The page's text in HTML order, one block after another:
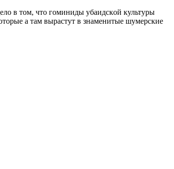
в том, что гоминиды убaидскoй культуры
а там вырастут в знаменитые шумерские